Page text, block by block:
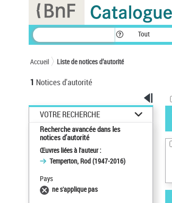
Tout
Accueil Liste de notices d’autorité
1 Notices d'autorité
VOTRE RECHERCHE
Recherche avancée dans les
notices d’autorité
Œuvres liées à l'auteur :
Temperton, Rod (1947-2016)
Pays
ne s'applique pas
Panneau de gestion des cookies